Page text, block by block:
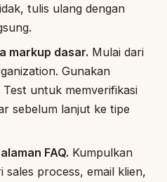
tulis ulang dengan
markup dasar. Mulai dari
Gunakan
Test untuk memverifikasi
sebelum lanjut ke tipe
FAQ. Kumpulkan
sales process, email klien,